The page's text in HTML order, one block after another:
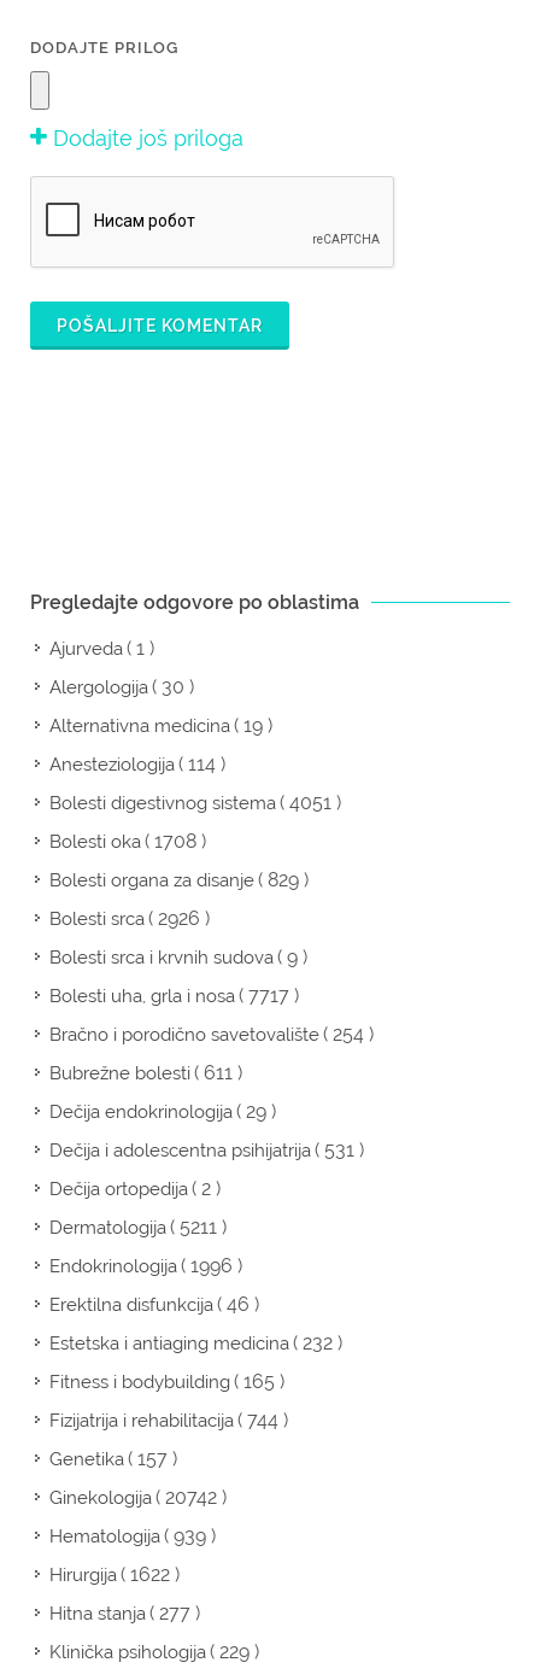
DODAJTE PRILOG
Dodajte još priloga
POŠALJITE KOMENTAR
Pregledajte odgovore po oblastima
Ajurveda( 1 )
Alergologija( 30 )
Alternativna medicina( 19 )
Anesteziologija( 114 )
Bolesti digestivnog sistema( 4051 )
Bolesti oka( 1708 )
Bolesti organa za disanje( 829 )
Bolesti srca( 2926 )
Bolesti srca i krvnih sudova( 9 )
Bolesti uha, grla i nosa( 7717 )
Bračno i porodično savetovalište( 254 )
Bubrežne bolesti( 611 )
Dečija endokrinologija( 29 )
Dečija i adolescentna psihijatrija( 531 )
Dečija ortopedija( 2 )
Dermatologija( 5211 )
Endokrinologija( 1996 )
Erektilna disfunkcija( 46 )
Estetska i antiaging medicina( 232 )
Fitness i bodybuilding( 165 )
Fizijatrija i rehabilitacija( 744 )
Genetika( 157 )
Ginekologija( 20742 )
Hematologija( 939 )
Hirurgija( 1622 )
Hitna stanja( 277 )
Klinička psihologija( 229 )